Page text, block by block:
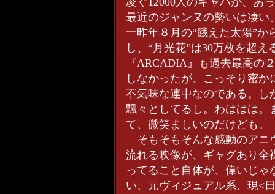
最近のジャンヌの勢いは凄い
一昨年８月の“餓えた太陽”か
し、“月光花”は30万枚を超
『ARCADIA』も過去最高の
しなかったが、こっそり密
不気味な連中なのである。し
飄々としてるし。わははは。
て、微笑ましいのだけども。
そもそもそんな感動のアニ
流れる映像が、ギャグあり全
ってること自体が、偉いじ
い、元ヴィジュアル系、現<